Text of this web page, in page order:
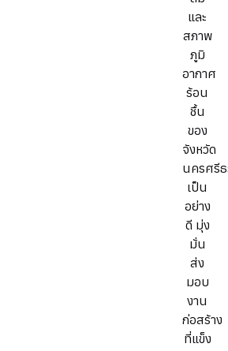
และ
สภาพ
ภูมิ
อากาศ
ร้อน
ชื้น
ของ
จังหวัด
นครศรี
เป็น
อย่าง
ดี มุ่ง
มั่น
ส่ง
มอบ
งาน
ก่อสร้าง
ที่แข็ง